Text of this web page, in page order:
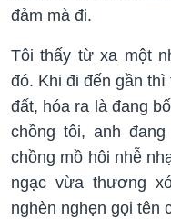
đảm mà đi.
Tôi thấy từ xa một
đó. Khi đi đến gần
đất, hóa ra là đang
chồng tôi, anh
chồng mồ hôi nhễ
ngạc vừa thương
nghèn nghẹn gọi tên